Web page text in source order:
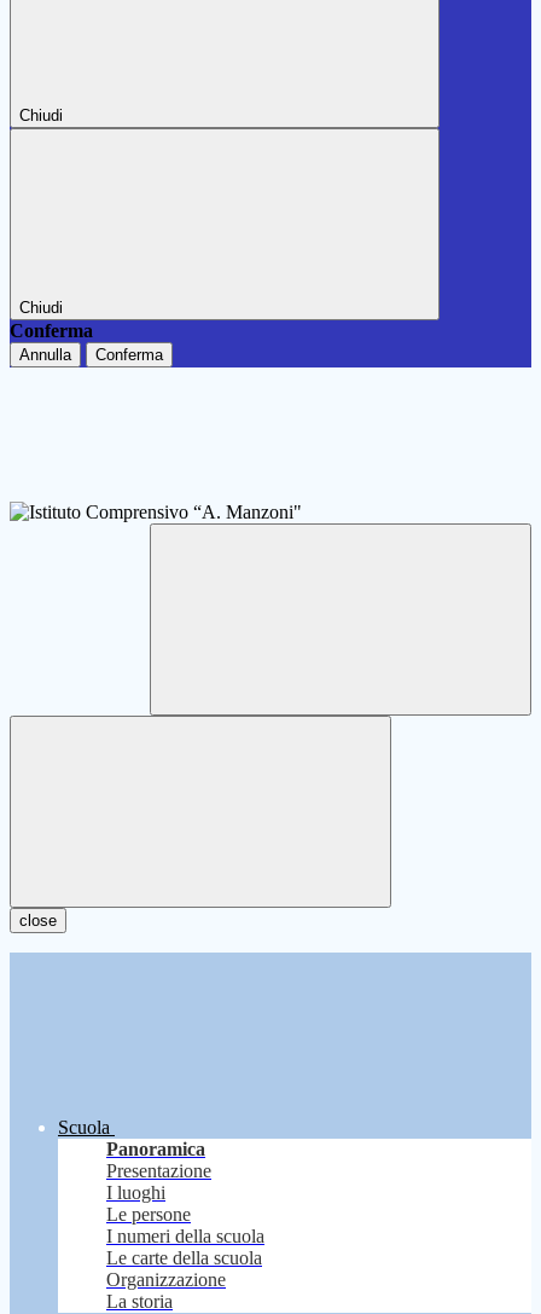
Chiudi
Chiudi
Conferma
Annulla Conferma
close
Scuola
Panoramica
Presentazione
I luoghi
Le persone
I numeri della scuola
Le carte della scuola
Organizzazione
La storia